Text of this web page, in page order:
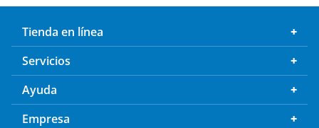
Tienda en línea
Servicios
Ayuda
Empresa